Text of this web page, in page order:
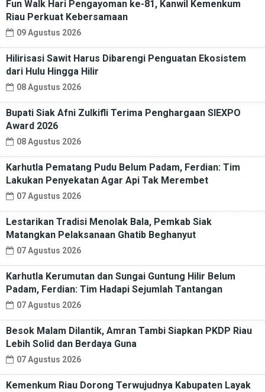
Fun Walk Hari Pengayoman ke-81, Kanwil Kemenkum
Riau Perkuat Kebersamaan
09 Agustus 2026
Hilirisasi Sawit Harus Dibarengi Penguatan Ekosistem
dari Hulu Hingga Hilir
08 Agustus 2026
Bupati Siak Afni Zulkifli Terima Penghargaan SIEXPO
Award 2026
08 Agustus 2026
Karhutla Pematang Pudu Belum Padam, Ferdian: Tim
Lakukan Penyekatan Agar Api Tak Merembet
07 Agustus 2026
Lestarikan Tradisi Menolak Bala, Pemkab Siak
Matangkan Pelaksanaan Ghatib Beghanyut
07 Agustus 2026
Karhutla Kerumutan dan Sungai Guntung Hilir Belum
Padam, Ferdian: Tim Hadapi Sejumlah Tantangan
07 Agustus 2026
Besok Malam Dilantik, Amran Tambi Siapkan PKDP Riau
Lebih Solid dan Berdaya Guna
07 Agustus 2026
Kemenkum Riau Dorong Terwujudnya Kabupaten Layak